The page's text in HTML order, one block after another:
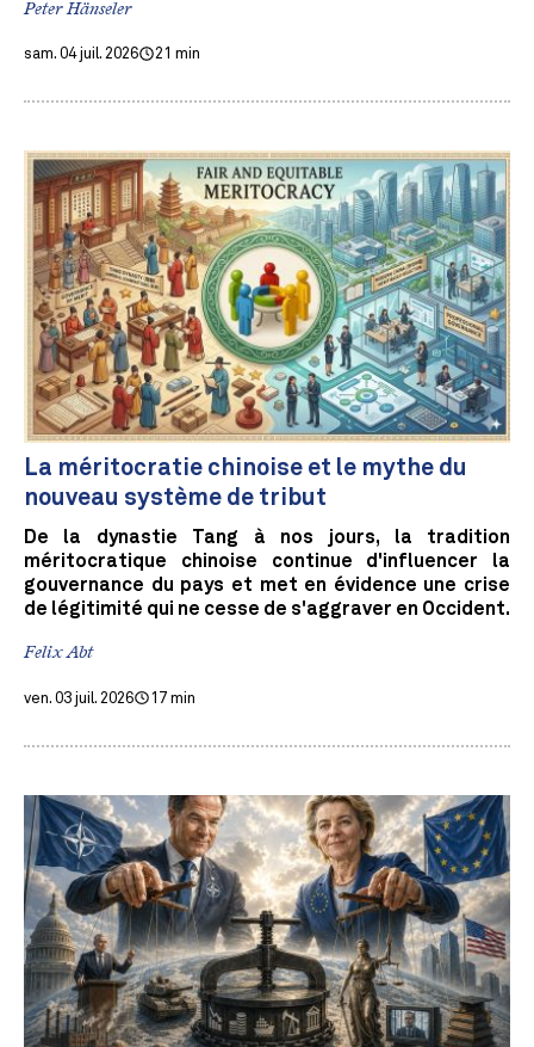
Peter Hänseler
sam. 04 juil. 2026 21 min
La méritocratie chinoise et le mythe du
nouveau système de tribut
De la dynastie Tang à nos jours, la tradition
méritocratique chinoise continue d'influencer la
gouvernance du pays et met en évidence une crise
de légitimité qui ne cesse de s'aggraver en Occident.
Felix Abt
ven. 03 juil. 2026 17 min